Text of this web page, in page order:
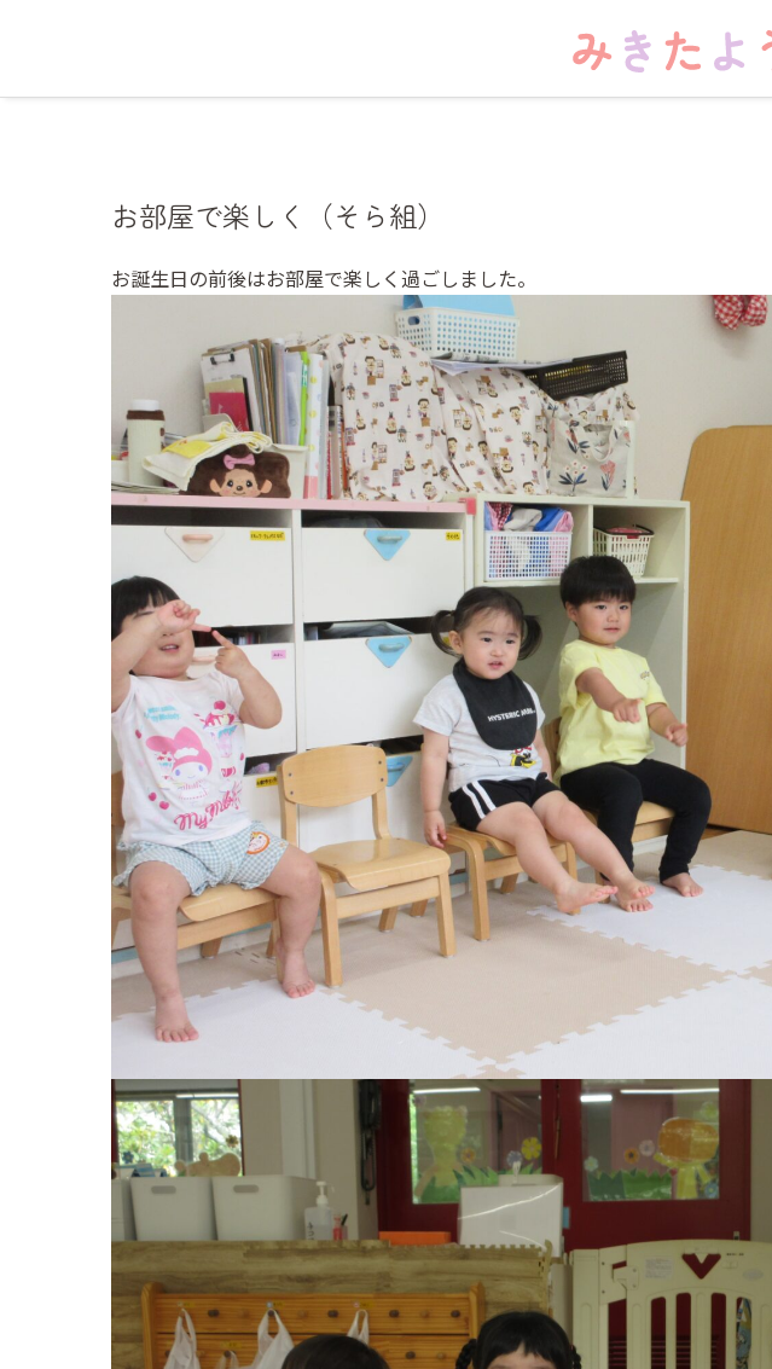
お部屋で楽しく（そら組）
お誕生日の前後はお部屋で楽しく過ごしました。